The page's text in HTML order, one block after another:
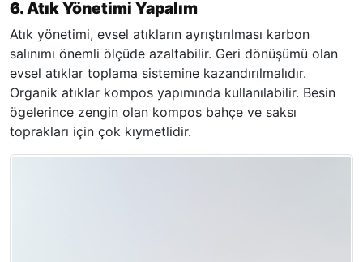
6. Atık Yönetimi Yapalım
Atık yönetimi, evsel atıkların ayrıştırılması karbon
salınımı önemli ölçüde azaltabilir. Geri dönüşümü olan
evsel atıklar toplama sistemine kazandırılmalıdır.
Organik atıklar kompos yapımında kullanılabilir. Besin
ögelerince zengin olan kompos bahçe ve saksı
toprakları için çok kıymetlidir.